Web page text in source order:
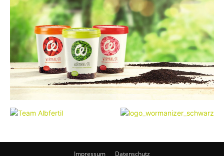
Impressum Datenschutz